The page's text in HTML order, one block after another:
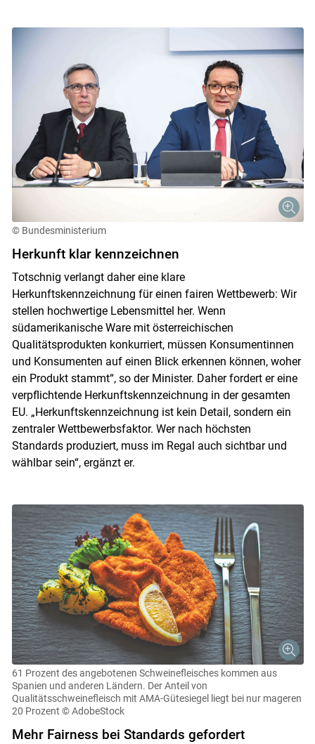
Skip to main content
© Bundesministerium
Herkunft klar kennzeichnen
Totschnig verlangt daher eine klare
Herkunftskennzeichnung für einen fairen Wettbewerb: Wir
stellen hochwertige Lebensmittel her. Wenn
südamerikanische Ware mit österreichischen
Qualitätsprodukten konkurriert, müssen Konsumentinnen
und Konsumenten auf einen Blick erkennen können, woher
ein Produkt stammt“, so der Minister. Daher fordert er eine
verpflichtende Herkunftskennzeichnung in der gesamten
EU. „Herkunftskennzeichnung ist kein Detail, sondern ein
zentraler Wettbewerbsfaktor. Wer nach höchsten
Standards produziert, muss im Regal auch sichtbar und
wählbar sein“, ergänzt er.
61 Prozent des angebotenen Schweinefleisches kommen aus
Spanien und anderen Ländern. Der Anteil von
Qualitätsschweinefleisch mit AMA-Gütesiegel liegt bei nur mageren
20 Prozent © AdobeStock
Mehr Fairness bei Standards gefordert